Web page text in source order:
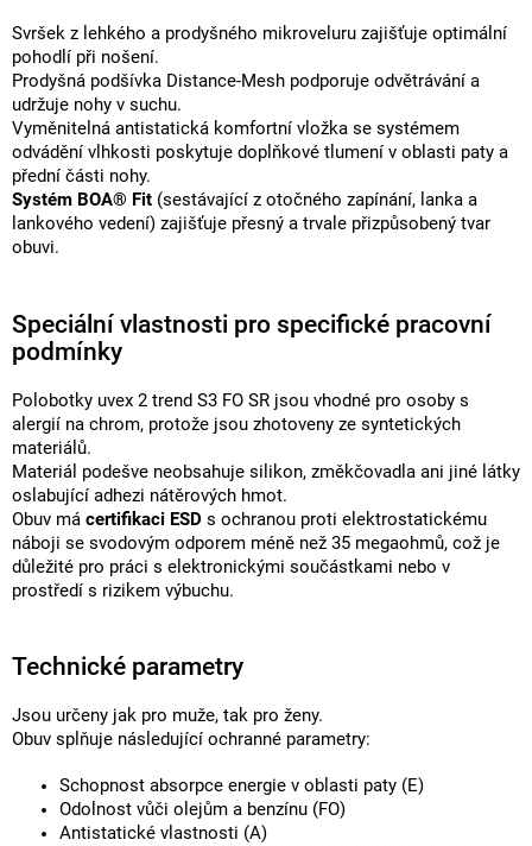
Svršek z lehkého a prodyšného mikroveluru zajišťuje optimální
pohodlí při nošení.
Prodyšná podšívka Distance-Mesh podporuje odvětrávání a
udržuje nohy v suchu.
Vyměnitelná antistatická komfortní vložka se systémem
odvádění vlhkosti poskytuje doplňkové tlumení v oblasti paty a
přední části nohy.
Systém BOA® Fit (sestávající z otočného zapínání, lanka a
lankového vedení) zajišťuje přesný a trvale přizpůsobený tvar
obuvi.
Speciální vlastnosti pro specifické pracovní
podmínky
Polobotky uvex 2 trend S3 FO SR jsou vhodné pro osoby s
alergií na chrom, protože jsou zhotoveny ze syntetických
materiálů.
Materiál podešve neobsahuje silikon, změkčovadla ani jiné látky
oslabující adhezi nátěrových hmot.
Obuv má certifikaci ESD s ochranou proti elektrostatickému
náboji se svodovým odporem méně než 35 megaohmů, což je
důležité pro práci s elektronickými součástkami nebo v
prostředí s rizikem výbuchu.
Technické parametry
Jsou určeny jak pro muže, tak pro ženy.
Obuv splňuje následující ochranné parametry:
Schopnost absorpce energie v oblasti paty (E)
Odolnost vůči olejům a benzínu (FO)
Antistatické vlastnosti (A)